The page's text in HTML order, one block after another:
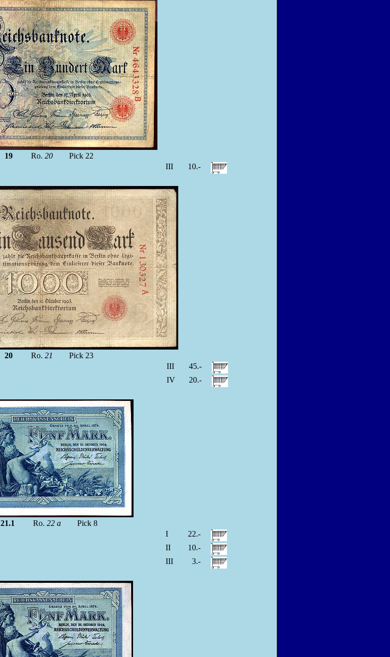
19Ro. 20Pick 22
III 10.-
20Ro. 21 Pick 23
III
45.-
IV 20.-
21.1 Ro. 22 aPick 8
I
22.-
II
10.-
III 3.-